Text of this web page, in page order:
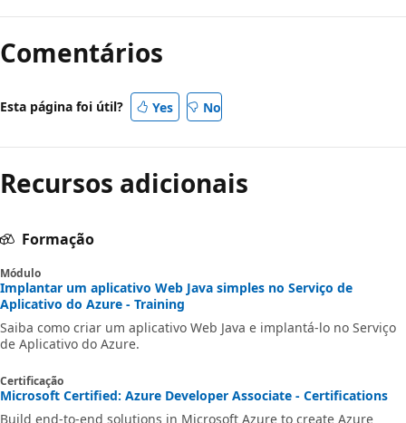
Comentários
Esta página foi útil? Yes No
Recursos adicionais
Formação
Módulo
Implantar um aplicativo Web Java simples no Serviço de
Aplicativo do Azure - Training
Saiba como criar um aplicativo Web Java e implantá-lo no Serviço
de Aplicativo do Azure.
Certificação
Microsoft Certified: Azure Developer Associate - Certifications
Build end-to-end solutions in Microsoft Azure to create Azure